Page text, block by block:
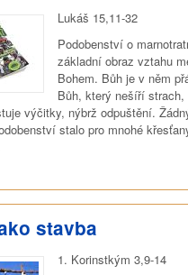
Lukáš 15,11-32
Podobenství o
základní obraz vztahu
Bohem. Bůh je v něm
Bůh, který nešíří
výčitky, nýbrž odpuštění.
stalo pro mnohé
stavba
1. Korinstkým 3,9-14